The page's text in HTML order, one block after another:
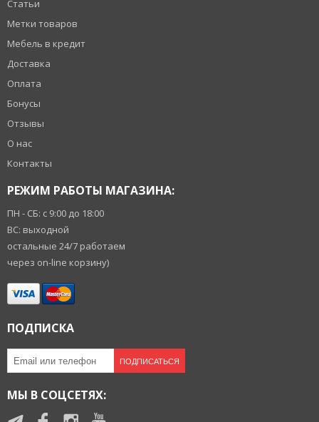
Статьи
Метки товаров
Мебель в кредит
Доставка
Оплата
Бонусы
Отзывы
О нас
Контакты
РЕЖИМ РАБОТЫ МАГАЗИНА:
ПН - СБ: с 9:00 до 18:00
ВС: выходной
остальные 24/7 работаем
через on-line корзину)
ПОДПИСКА
ПОДПИСАТЬСЯ
МЫ В СОЦСЕТЯХ: